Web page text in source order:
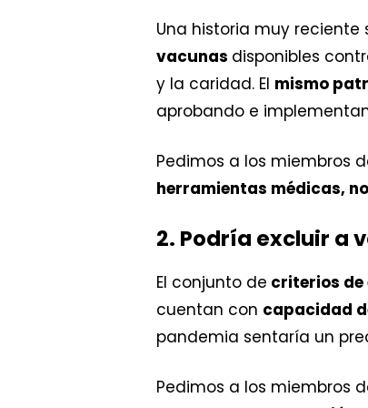
Una historia muy reciente
vacunas disponibles
y la caridad. El mismo
aprobando e
Pedimos a los miembros
herramientas médicas,
2. Podría excluir a
El conjunto de criterios
cuentan con capacidad
pandemia sentaría un
Pedimos a los miembros